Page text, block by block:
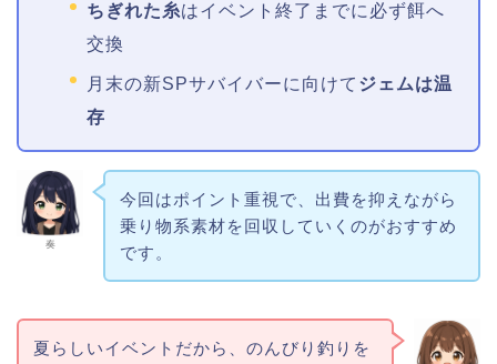
ちぎれた糸はイベント終了までに必ず餌へ
交換
月末の新SPサバイバーに向けて ジェムは温
存
奏
今回はポイント重視で、出費を抑えながら
乗り物系素材を回収していくのがおすすめ
です。
夏らしいイベントだから、のんびり釣りを